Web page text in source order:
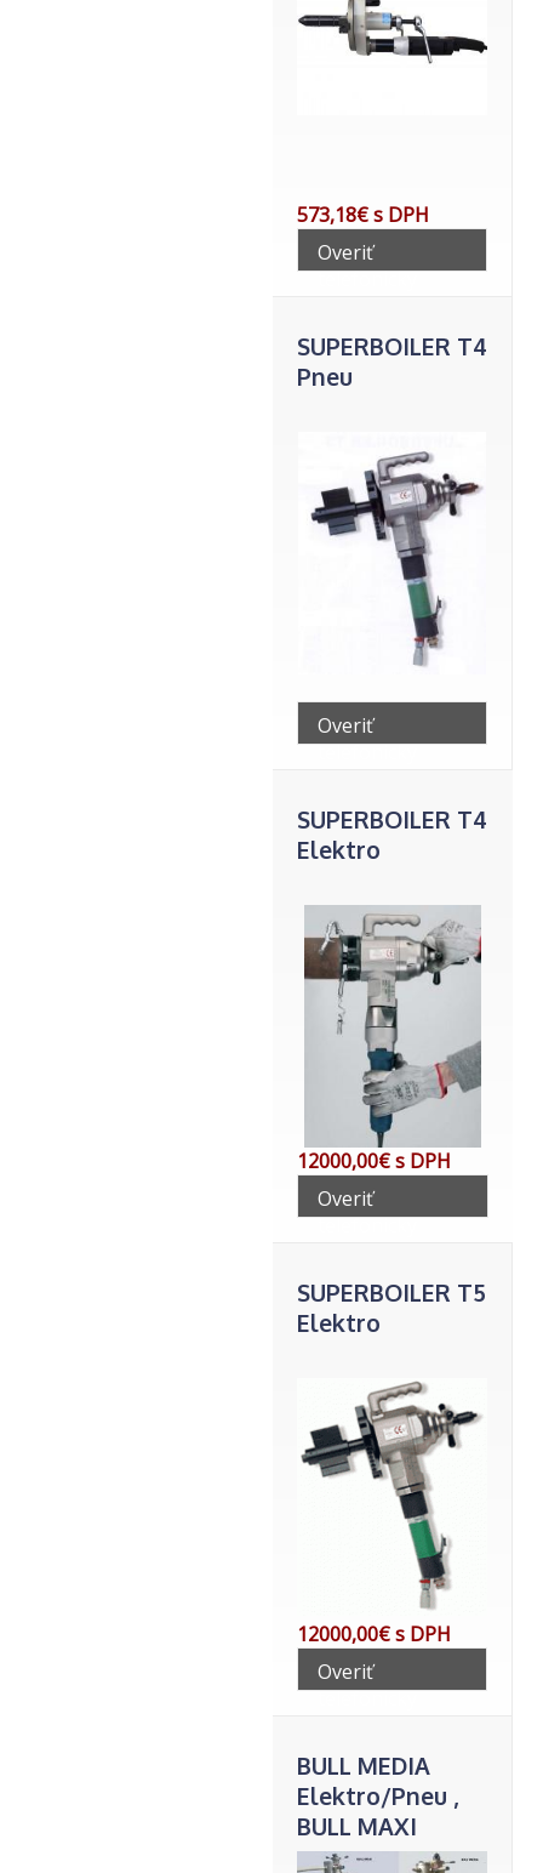
573,18€ s DPH
Overiť
telefonicky
SUPERBOILER T4
Pneu
Overiť
telefonicky
SUPERBOILER T4
Elektro
12000,00€ s DPH
Overiť
telefonicky
SUPERBOILER T5
Elektro
12000,00€ s DPH
Overiť
telefonicky
BULL MEDIA
Elektro/Pneu ,
BULL MAXI
Elektro/Pneu